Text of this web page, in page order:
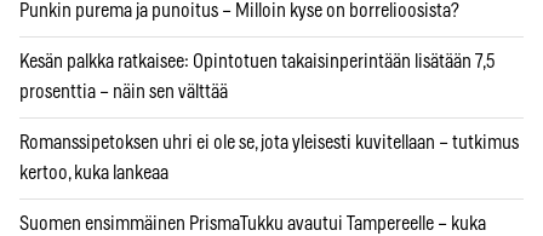
Punkin purema ja punoitus – Milloin kyse on borrelioosista?
Kesän palkka ratkaisee: Opintotuen takaisinperintään lisätään 7,5
prosenttia – näin sen välttää
Romanssipetoksen uhri ei ole se, jota yleisesti kuvitellaan – tutkimus
kertoo, kuka lankeaa
Suomen ensimmäinen PrismaTukku avautui Tampereelle – kuka